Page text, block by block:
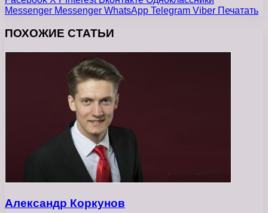
Messenger Messenger WhatsApp Telegram Viber Печатать
ПОХОЖИЕ СТАТЬИ
Александр Коркунов